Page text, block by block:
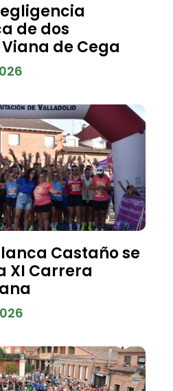
de dos
de Cega
Castaño se
XI Carrera